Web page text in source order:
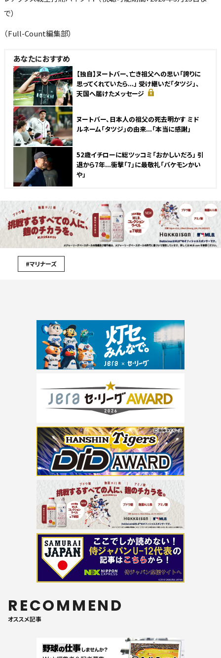
で）
（Full-Count編集部）
あなたにおすすめ
NEW
【独自】ヌートバー、亡き祖父への思い「誇りに
思ってくれていたら...」 受け継いだ「タツジ」、
天国へ届けたメッセージ
NEW
ヌートバー、日本人の祖父の死去明かす ミド
ルネーム「タツジ」の由来...「本当に感謝」
52歳イチローに総ツッコミ「おかしいだろ」 引
退から7年...衝撃「7」に最敬礼「バケモンかい
や」
#マリナーズ
RECOMMEND
オススメ記事